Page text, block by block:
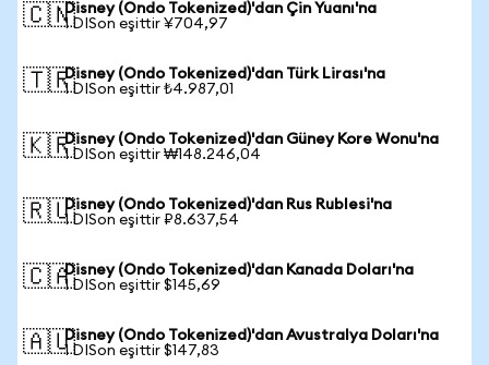
🇨🇳Disney (Ondo Tokenized)'dan Çin Yuanı'na
1 DISon eşittir ¥704,97
🇹🇷Disney (Ondo Tokenized)'dan Türk Lirası'na
1 DISon eşittir ₺4.987,01
🇰🇷Disney (Ondo Tokenized)'dan Güney Kore Wonu'na
1 DISon eşittir ₩148.246,04
🇷🇺Disney (Ondo Tokenized)'dan Rus Rublesi'na
1 DISon eşittir ₽8.637,54
🇨🇦Disney (Ondo Tokenized)'dan Kanada Doları'na
1 DISon eşittir $145,69
🇦🇺Disney (Ondo Tokenized)'dan Avustralya Doları'na
1 DISon eşittir $147,83